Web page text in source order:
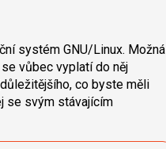
systém GNU/Linux. Možná
vůbec vyplatí do něj
co byste měli
se svým stávajícím